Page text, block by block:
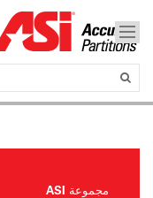
مجموعة ASI